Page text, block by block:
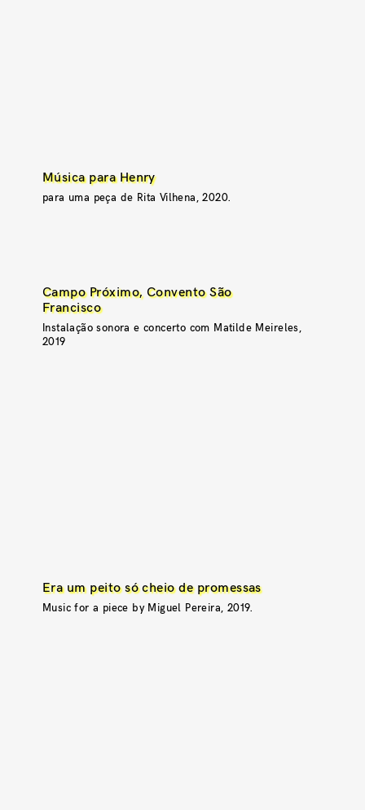
Música para Henry
para uma peça de Rita Vilhena, 2020.
Campo Próximo, Convento São
Francisco
Instalação sonora e concerto com Matilde Meireles,
2019
Era um peito só cheio de promessas
Music for a piece by Miguel Pereira, 2019.